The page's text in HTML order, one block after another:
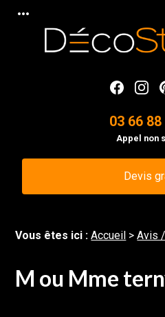
more_horiz
03 66
Appel non
Devis
Vous êtes ici :Accueil >Avis
M ou Mme